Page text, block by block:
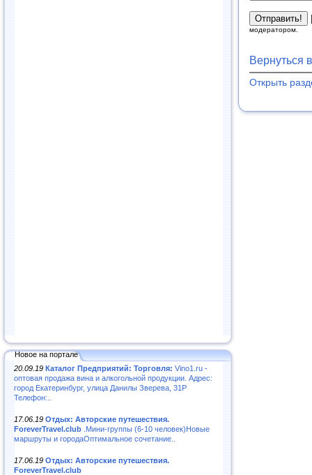
Новое на портале
20.09.19 Каталог Предприятий: Торговля: Vino1.ru -
оптовая продажа вина и алкогольной продукции. Адрес:
город Екатеринбург, улица Данилы Зверева, 31Р
Телефон:..
17.06.19 Отдых: Авторские путешествия.
ForeverTravel.club .Мини-группы (6-10 человек)Новые
маршруты и городаОптимальное сочетание..
17.06.19 Отдых: Авторские путешествия.
ForeverTravel.club
модератором.
Вернуться
Открыть